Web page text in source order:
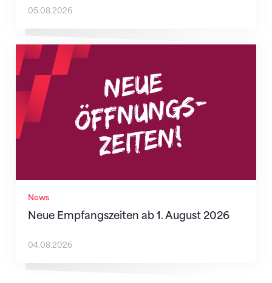
05.08.2026
News
Neue Empfangszeiten ab 1. August 2026
Neue Empfangszeiten ab 1. August 2026
04.08.2026